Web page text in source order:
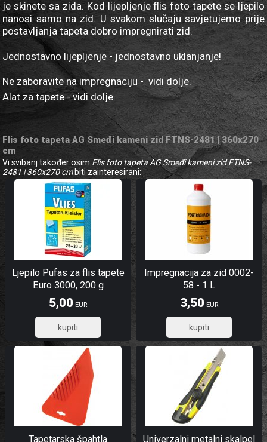
je skinete sa zida. Kod lijepljenje flis foto tapete se ljepilo
nanosi samo na zid. U svakom slučaju savjetujemo prije
postavljanja tapeta dobro impregnirati zid.
Jednostavno lijepljenje - jednostavno uklanjanje!
Ne zaboravite na impregnaciju - vidi dolje.
Alat za tapete - vidi dolje.
Flis foto tapeta AG Smeđi kameni zid FTNS-2481 | 360x270
cm
Vi svibanj također osim Flis foto tapeta AG Smeđi kameni zid FTNS-
2481 | 360x270 cmbiti zainteresirani:
Ljepilo Pufas za flis tapete
Euro 3000, 200 g
5,00 EUR
4,00
Impregnacija za zid 0002-
58 - 1 L
3,50 EUR
2,80
Tapetarska špahtla Univerzalni metalni skalpel